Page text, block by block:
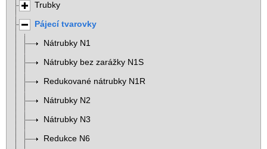
Trubky
Pájecí tvarovky
Nátrubky N1
Nátrubky bez zarážky N1S
Redukované nátrubky N1R
Nátrubky N2
Nátrubky N3
Redukce N6